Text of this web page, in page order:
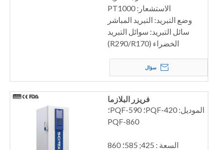
الاستشعار: PT1000
وضع التبريد: التبريد المباشر
سائل التبريد: سوائل التبريد
الخضراء (R290/R170)
سؤال
فريزر البلازما
الموديل: PQF-420؛ PQF-590؛
PQF-860
السعة : 425; 585؛ 860